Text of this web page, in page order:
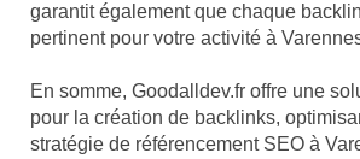
garantit également que chaque
pertinent pour votre activité à
En somme, Goodalldev.fr offre une
pour la création de backlinks,
stratégie de référencement SEO à